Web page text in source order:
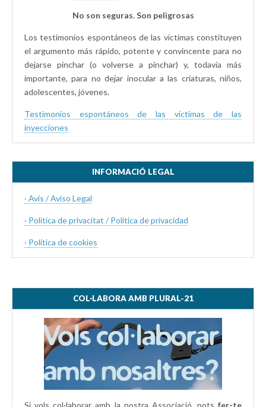
No son seguras. Son peligrosas
Los testimonios espontáneos de las víctimas constituyen
el argumento más rápido, potente y convincente para no
dejarse pinchar (o volverse a pinchar) y, todavía más
importante, para no dejar inocular a las criaturas, niños,
adolescentes, jóvenes.
Testimonios espontáneos de las víctimas de las
inyecciones
INFORMACIÓ LEGAL
· Avís / Aviso Legal
· Politica de privacitat / Política de privacidad
· Política de cookies
COL·LABORA AMB PLURAL-21